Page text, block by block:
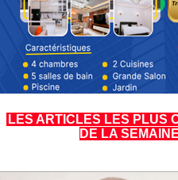
LES ARTICLES LES PLUS
DE LA SEMAINE